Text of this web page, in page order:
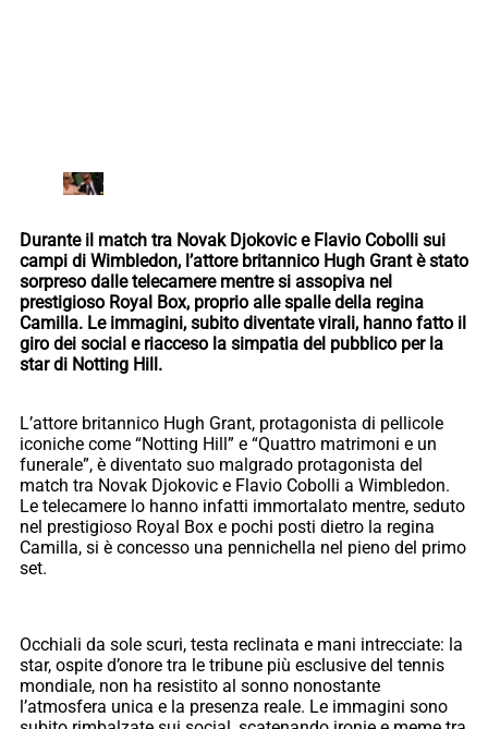
Durante il match tra Novak Djokovic e Flavio Cobolli sui
campi di Wimbledon, l’attore britannico Hugh Grant è stato
sorpreso dalle telecamere mentre si assopiva nel
prestigioso Royal Box, proprio alle spalle della regina
Camilla. Le immagini, subito diventate virali, hanno fatto il
giro dei social e riacceso la simpatia del pubblico per la
star di Notting Hill.
L’attore britannico Hugh Grant, protagonista di pellicole
iconiche come “Notting Hill” e “Quattro matrimoni e un
funerale”, è diventato suo malgrado protagonista del
match tra Novak Djokovic e Flavio Cobolli a Wimbledon.
Le telecamere lo hanno infatti immortalato mentre, seduto
nel prestigioso Royal Box e pochi posti dietro la regina
Camilla, si è concesso una pennichella nel pieno del primo
set.
Occhiali da sole scuri, testa reclinata e mani intrecciate: la
star, ospite d’onore tra le tribune più esclusive del tennis
mondiale, non ha resistito al sonno nonostante
l’atmosfera unica e la presenza reale. Le immagini sono